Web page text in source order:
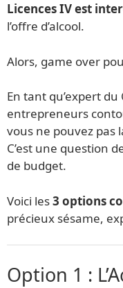
Licences IV est
l’offre d’alcool.
Alors, game over
En tant qu’expert
entrepreneurs
vous ne pouvez pas
C’est une question
de budget.
Voici les3 options
précieux sésame,
Option 1 :